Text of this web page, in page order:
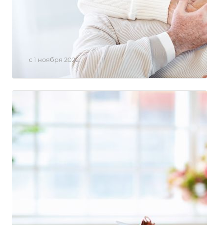
с 1 ноября 2022
Комплекс "Здоровое сердце"
дешевле на 20%